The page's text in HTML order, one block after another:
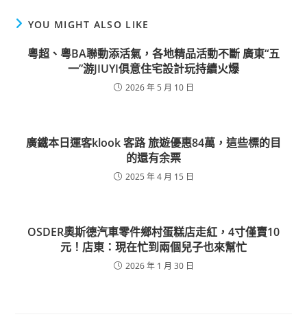
YOU MIGHT ALSO LIKE
粵超、粵BA聯動添活氣，各地精品活動不斷 廣東“五
一”游JIUYI俱意住宅設計玩持續火爆
2026 年 5 月 10 日
廣鐵本日運客klook 客路 旅遊優惠84萬，這些標的目
的還有余票
2025 年 4 月 15 日
OSDER奧斯德汽車零件鄉村蛋糕店走紅，4寸僅賣10
元！店東：現在忙到兩個兒子也來幫忙
2026 年 1 月 30 日